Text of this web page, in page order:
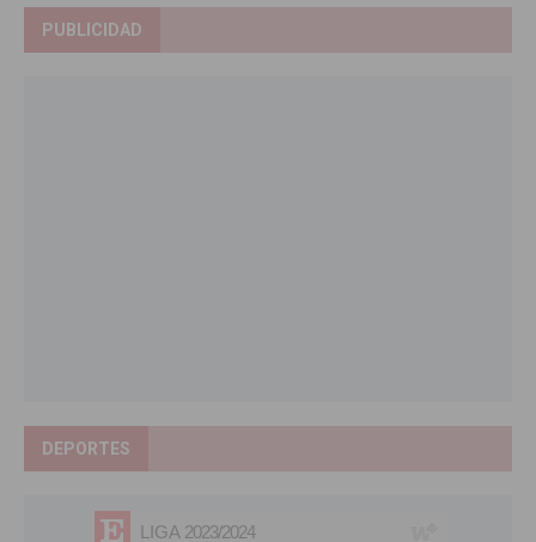
PUBLICIDAD
DEPORTES